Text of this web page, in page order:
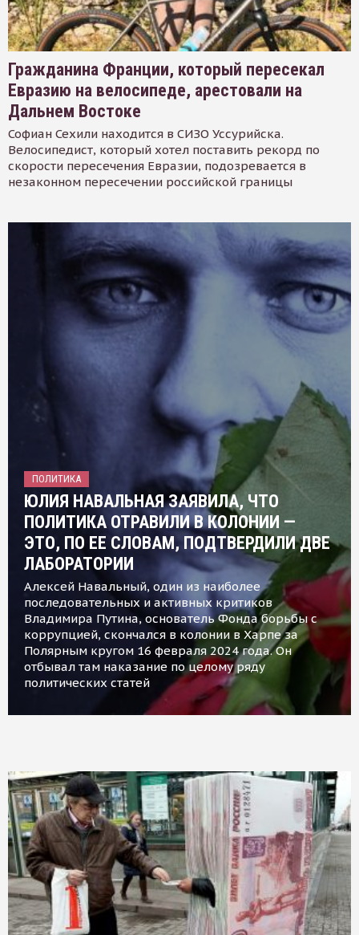
Гражданина Франции, который пересекал
Евразию на велосипеде, арестовали на
Дальнем Востоке
Софиан Сехили находится в СИЗО Уссурийска.
Велосипедист, который хотел поставить рекорд по
скорости пересечения Евразии, подозревается в
незаконном пересечении российской границы
ПОЛИТИКА
ЮЛИЯ НАВАЛЬНАЯ ЗАЯВИЛА, ЧТО
ПОЛИТИКА ОТРАВИЛИ В КОЛОНИИ —
ЭТО, ПО ЕЕ СЛОВАМ, ПОДТВЕРДИЛИ ДВЕ
ЛАБОРАТОРИИ
Алексей Навальный, один из наиболее
последовательных и активных критиков
Владимира Путина, основатель Фонда борьбы с
коррупцией, скончался в колонии в Харпе за
Полярным кругом 16 февраля 2024 года. Он
отбывал там наказание по целому ряду
политических статей